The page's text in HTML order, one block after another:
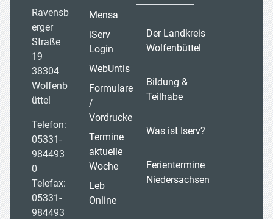
Ravensb
erger
Straße
19
38304
Wolfenb
üttel
Telefon:
05331-
984493
0
Telefax:
05331-
984493
Mensa
iServ
Login
WebUntis
Formulare
/
Vordrucke
Termine
aktuelle
Woche
Leb
Online
Der Landkreis
Wolfenbüttel
Bildung &
Teilhabe
Was ist Iserv?
Ferientermine
Niedersachsen